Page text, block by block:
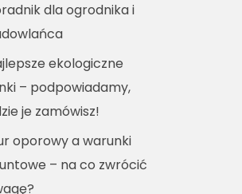
dla ogrodnika i
ekologiczne
– podpowiadamy,
je zamówisz!
oporowy a warunki
– na co zwrócić